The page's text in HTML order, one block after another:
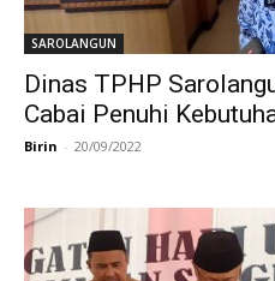
SAROLANGUN
Dinas TPHP
Cabai Penuhi
Birin - 20/09/2022